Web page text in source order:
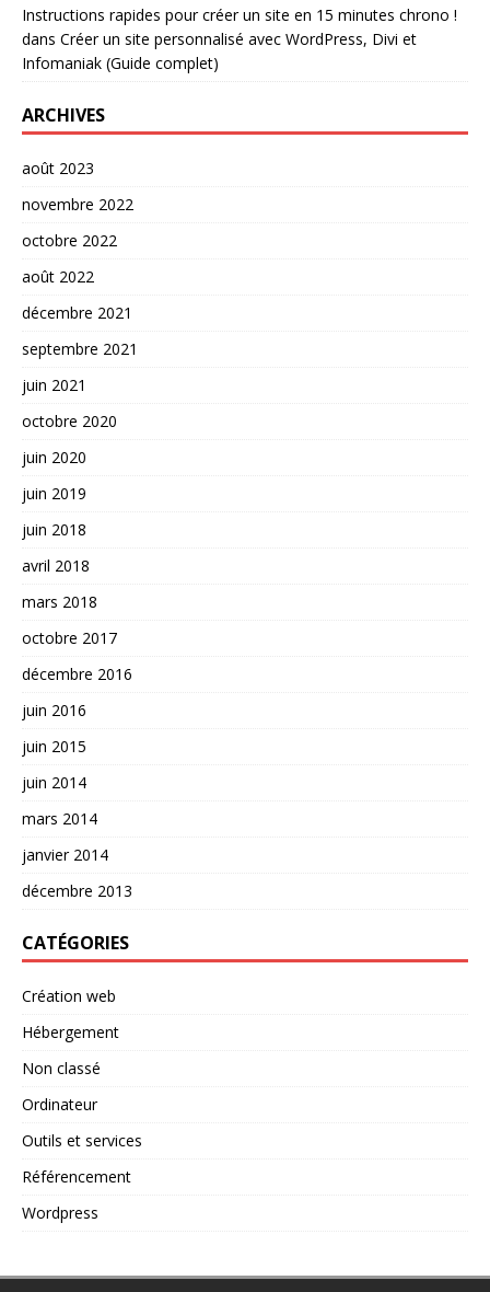
Instructions rapides pour créer un site en 15 minutes chrono !
dans Créer un site personnalisé avec WordPress, Divi et
Infomaniak (Guide complet)
ARCHIVES
août 2023
novembre 2022
octobre 2022
août 2022
décembre 2021
septembre 2021
juin 2021
octobre 2020
juin 2020
juin 2019
juin 2018
avril 2018
mars 2018
octobre 2017
décembre 2016
juin 2016
juin 2015
juin 2014
mars 2014
janvier 2014
décembre 2013
CATÉGORIES
Création web
Hébergement
Non classé
Ordinateur
Outils et services
Référencement
Wordpress